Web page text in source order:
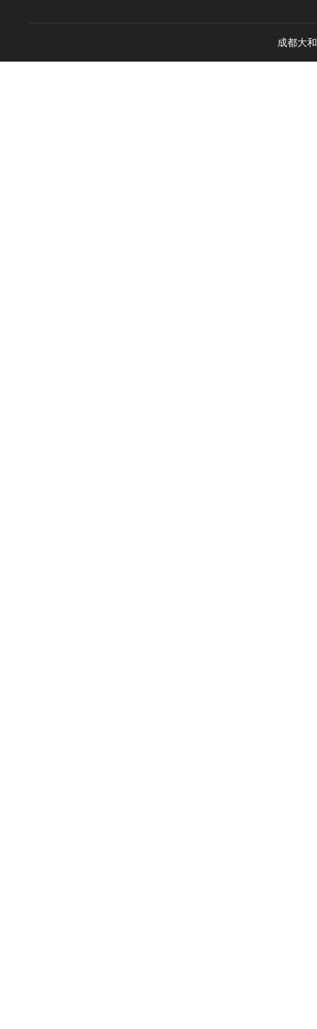
成都大